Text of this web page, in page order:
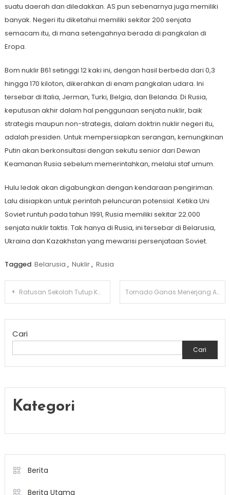
suatu daerah dan diledakkan. AS pun sebenarnya juga memiliki
banyak. Negeri itu diketahui memiliki sekitar 200 senjata
semacam itu, di mana setengahnya berada di pangkalan di
Eropa.
Bom nuklir B61 setinggi 12 kaki ini, dengan hasil berbeda dari 0,3
hingga 170 kiloton, dikerahkan di enam pangkalan udara. Ini
tersebar di Italia, Jerman, Turki, Belgia, dan Belanda. Di Rusia,
keputusan akhir dalam hal penggunaan senjata nuklir, baik
strategis maupun non-strategis, dalam doktrin nuklir negeri itu,
adalah presiden. Untuk mempersiapkan serangan, kemungkinan
Putin akan berkonsultasi dengan sekutu senior dari Dewan
Keamanan Rusia sebelum memerintahkan, melalui staf umum.
Hulu ledak akan digabungkan dengan kendaraan pengiriman.
Lalu disiapkan untuk perintah peluncuran potensial. Ketika Uni
Soviet runtuh pada tahun 1991, Rusia memiliki sekitar 22.000
senjata nuklir taktis. Tak hanya di Rusia, ini tersebar di Belarusia,
Ukraina dan Kazakhstan yang mewarisi persenjataan Soviet.
Tagged Belarusia , Nuklir, Rusia
Navigasi
Ratusan Sekolah Tutup Karena Tak Ada Murid Baru Di Jepang Tornado Ganas Menerjang AS Mengakibatkan Puluhan Orang Tewas
Cari
Cari
Kategori
Berita
Berita Utama